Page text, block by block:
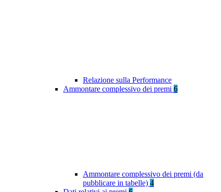
Relazione sulla Performance
Ammontare complessivo dei premi 6
Ammontare complessivo dei premi (da
pubblicare in tabelle) 4